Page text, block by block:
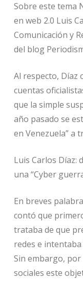
Sobre este tema
en web 2.0 Luis
Comunicación y
del blog
Al respecto, Díaz
cuentas
que la simple
año pasado se
en Venezuela” a
Luis Carlos Díaz:
una “Cyber
En breves
contó que
trataba de que
redes e
Sin embargo,
sociales este